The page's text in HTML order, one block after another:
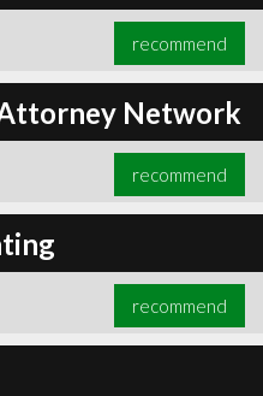
recommend
Network
recommend
recommend